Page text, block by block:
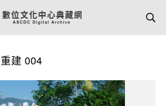
建 004